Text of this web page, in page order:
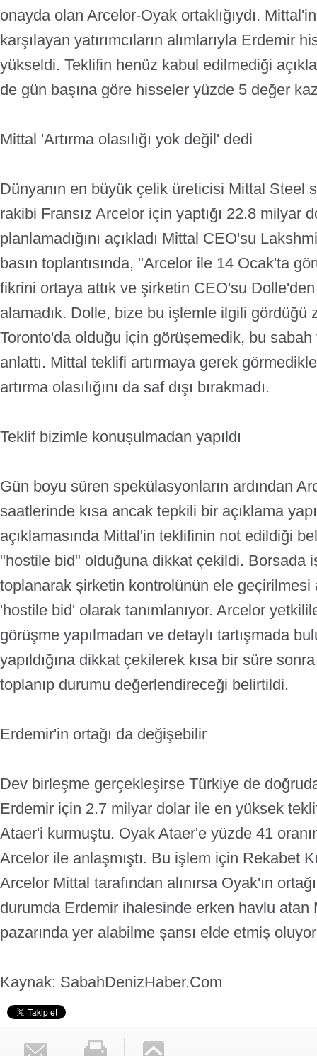
onayda olan Arcelor-Oyak ortaklığıydı.
karşılayan yatırımcıların alımlarıyla Erdemir
yükseldi. Teklifin henüz kabul edilmediği
de gün başına göre hisseler yüzde 5 değer
Mittal 'Artırma olasılığı yok değil' dedi
Dünyanın en büyük çelik üreticisi Mittal Steel
rakibi Fransız Arcelor için yaptığı 22.8 milyar
planlamadığını açıkladı Mittal CEO'su
basın toplantısında, "Arcelor ile 14 Ocak'ta
fikrini ortaya attık ve şirketin CEO'su
alamadık. Dolle, bize bu işlemle ilgili gördüğü
Toronto'da olduğu için görüşemedik, bu
anlattı. Mittal teklifi artırmaya gerek
artırma olasılığını da saf dışı bırakmadı.
Teklif bizimle konuşulmadan yapıldı
Gün boyu süren spekülasyonların ardından
saatlerinde kısa ancak tepkili bir açıklama
açıklamasında Mittal'in teklifinin not edildiği
"hostile bid" olduğuna dikkat çekildi. Borsada
toplanarak şirketin kontrolünün ele geçirilmesi
'hostile bid' olarak tanımlanıyor. Arcelor
görüşme yapılmadan ve detaylı tartışmada
yapıldığına dikkat çekilerek kısa bir süre
toplanıp durumu değerlendireceği belirtildi.
Erdemir'in ortağı da değişebilir
Dev birleşme gerçekleşirse Türkiye de
Erdemir için 2.7 milyar dolar ile en yüksek
Ataer'i kurmuştu. Oyak Ataer'e yüzde 41
Arcelor ile anlaşmıştı. Bu işlem için Rekabet
Arcelor Mittal tarafından alınırsa Oyak'ın
durumda Erdemir ihalesinde erken havlu atan
pazarında yer alabilme şansı elde etmiş oluyor
Kaynak: SabahDenizHaber.Com